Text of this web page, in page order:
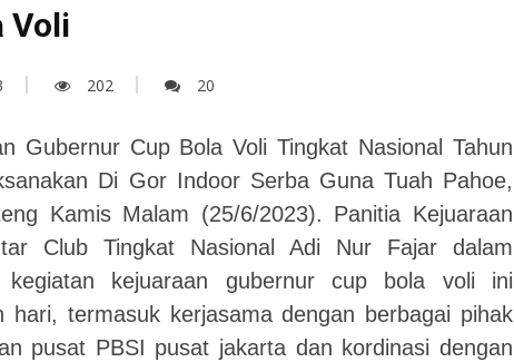
Voli
202 20
Gubernur Cup Bola Voli Tingkat Nasional Tahun
Di Gor Indoor Serba Guna Tuah Pahoe,
Kamis Malam (25/6/2023). Panitia Kejuaraan
Club Tingkat Nasional Adi Nur Fajar dalam
kegiatan kejuaraan gubernur cup bola voli ini
hari, termasuk kerjasama dengan berbagai pihak
pusat PBSI pusat jakarta dan kordinasi dengan